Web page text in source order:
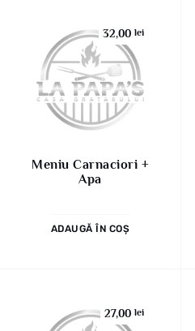
32,00lei
Meniu Carnaciori +
Apa
ADAUGĂ ÎN COȘ
27,00lei